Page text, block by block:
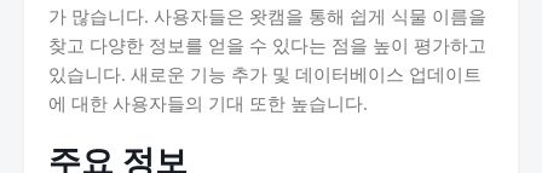
가 많습니다. 사용자들은 왓캠을 통해 쉽게 식물 이름을
찾고 다양한 정보를 얻을 수 있다는 점을 높이 평가하고
있습니다. 새로운 기능 추가 및 데이터베이스 업데이트
에 대한 사용자들의 기대 또한 높습니다.
주요 정보